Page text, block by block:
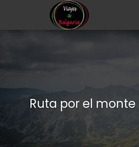
Ruta por el